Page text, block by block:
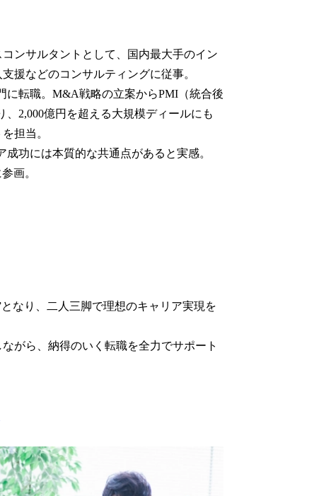
ンサルタントとして、国内最大手のイン
援などのコンサルティングに従事。
に転職。M&A戦略の立案からPMI（統合後
2,000億円を超える大規模ディールにも
担当。
功には本質的な共通点があると実感。
画。
なり、二人三脚で理想のキャリア実現を
がら、納得のいく転職を全力でサポート